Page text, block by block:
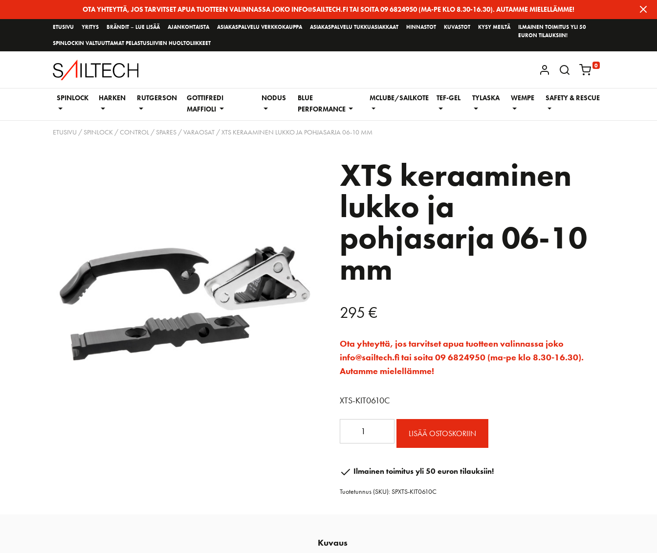
OTA YHTEYTTÄ, JOS TARVITSET APUA TUOTTEEN VALINNASSA JOKO INFO@SAILTECH.FI TAI SOITA 09 6824950 (MA-PE KLO 8.30-16.30). AUTAMME MIELELLÄMME!
ETUSIVU YRITYS BRÄNDIT – LUE LISÄÄ AJANKOHTAISTA ASIAKASPALVELU VERKKOKAUPPA ASIAKASPALVELU TUKKUASIAKKAAT HINNASTOT KUVASTOT KYSY MEILTÄ
SPINLOCKIN VALTUUTTAMAT PELASTUSLIIVIEN HUOLTOLIIKKEET
ILMAINEN TOIMITUS YLI 50
EURON TILAUKSIIN!
KIRJAUDU / REKISTERÖIDY
0
SPINLOCK HARKEN RUTGERSON
GOTTIFREDI
MAFFIOLI
NODUS
BLUE
PERFORMANCE
MCLUBE/SAILKOTE TEF-GEL TYLASKA WEMPE SAFETY & RESCUE
ETUSIVU / SPINLOCK/CONTROL/ SPARES / VARAOSAT/ XTS KERAAMINEN LUKKO JA POHJASARJA 06-10 MM
XTS keraaminen
lukko ja
pohjasarja 06-10
mm
295 €
Ota yhteyttä, jos tarvitset apua tuotteen valinnassa joko
info@sailtech.fi tai soita 09 6824950 (ma-pe klo 8.30-16.30).
Autamme mielellämme!
XTS-KIT0610C
06-
LISÄÄ OSTOSKORIIN
Ilmainen toimitus yli 50 euron tilauksiin!
Tuotetunnus (SKU):SPXTS-KIT0610C
Kuvaus